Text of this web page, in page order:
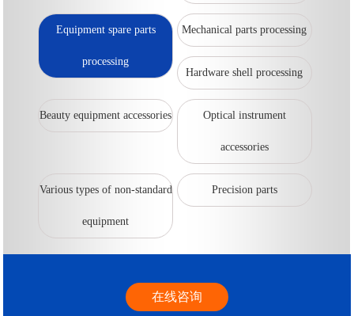
Equipment spare parts
processing
Mechanical parts processing
Hardware shell processing
Beauty equipment accessories Optical instrument
accessories
Various types of non-standard
equipment
Precision parts
在线咨询